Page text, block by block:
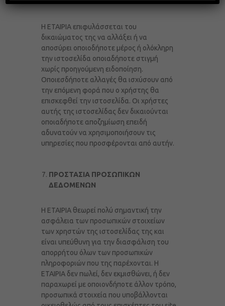
Η ΕΤΑΙΡΙΑ επιφυλάσσεται του
δικαιώματος της να αλλάξει ή να
αποσύρει οποιοδήποτε μέρος ή ολόκληρη
την ιστοσελίδα οποιαδήποτε στιγμή
χωρίς προηγούμενη ειδοποίηση.
Οποιεσδήποτε αλλαγές θα ισχύσουν από
την επόμενη φορά που ο χρήστης θα
επισκεφθεί την ιστοσελίδα. Οι χρήστες
αυτής της ιστοσελίδας δεν δικαιούνται
οποιαδήποτε αποζημίωση επειδή
αδυνατούν να χρησιμοποιήσουν τις
υπηρεσίες που προσφέρονται από αυτήν.
ΠΡΟΣΤΑΣΙΑ ΠΡΟΣΩΠΙΚΩΝ
ΔΕΔΟΜΕΝΩΝ
Η ΕΤΑΙΡΙΑ θεωρεί πολύ σημαντική την
ασφάλεια των προσωπικών στοιχείων
των χρηστών της ιστοσελίδας της και
είναι υπεύθυνη για την διασφάλιση του
απορρήτου όλων των προσωπικών
πληροφοριών που της παρέχονται. Η
ΕΤΑΙΡΙΑ δεν πωλεί, δεν εκμισθώνει, ή δεν
παραχωρεί με οποιονδήποτε άλλον τρόπο,
προσωπικά στοιχεία που υποβάλλονται